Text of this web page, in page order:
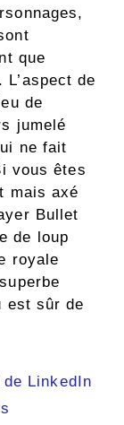
que
de
de
jumelé
ne fait
vous êtes
mais axé
Bullet
de loup
royale
est sûr de
LinkedIn